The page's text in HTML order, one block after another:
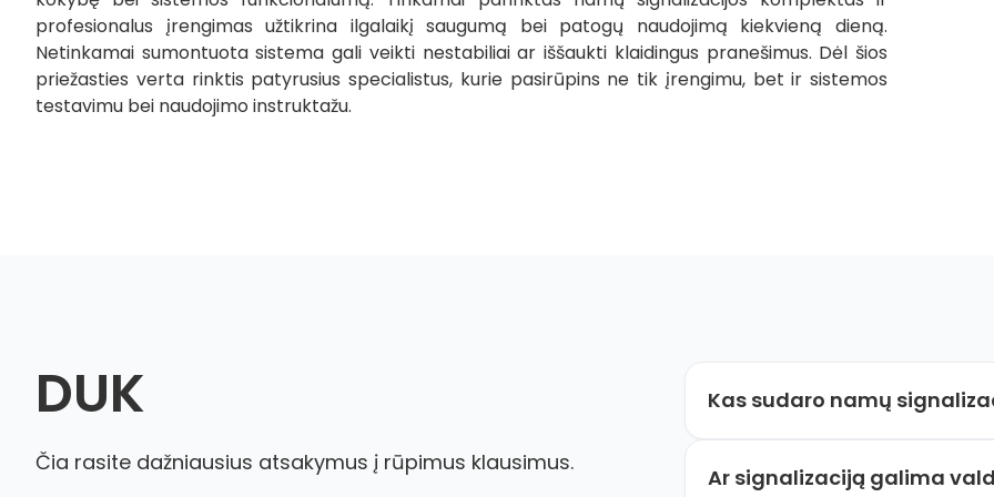
profesionalus įrengimas užtikrina ilgalaikį saugumą bei patogų naudojimą kiekvieną dieną.
Netinkamai sumontuota sistema gali veikti nestabiliai ar iššaukti klaidingus pranešimus. Dėl šios
priežasties verta rinktis patyrusius specialistus, kurie pasirūpins ne tik įrengimu, bet ir sistemos
testavimu bei naudojimo instruktažu.
DUK
Čia rasite dažniausius atsakymus į rūpimus klausimus.
Kas sudaro namų
judesio daviklius, durų arba langų
Ar signalizaciją galima